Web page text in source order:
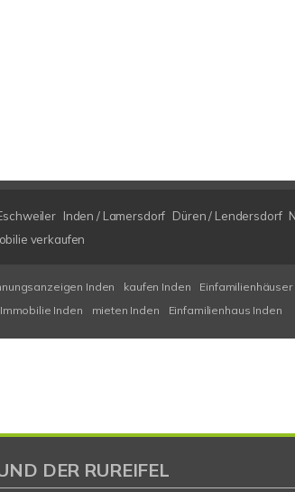
Inden / Lamersdorf Düren / Lendersdorf
verkaufen
Inden kaufen Inden Einfamilienhäuser
Immobilie Inden mieten Inden Einfamilienhaus Inden
DER RUREIFEL